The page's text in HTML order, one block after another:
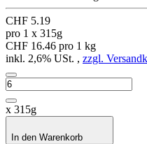
CHF 5.19
pro 1 x 315g
CHF 16.46 pro 1 kg
inkl. 2,6% USt. , zzgl.
x 315g
In den Warenkorb